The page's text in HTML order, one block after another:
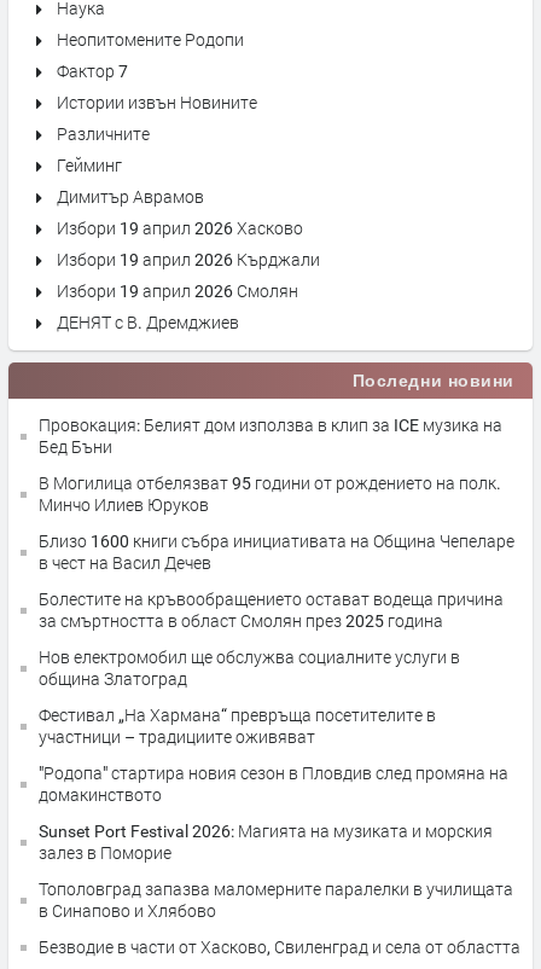
Наука
Неопитомените Родопи
Фактор 7
Истории извън Новините
Различните
Гейминг
Димитър Аврамов
Избори 19 април 2026 Хасково
Избори 19 април 2026 Кърджали
Избори 19 април 2026 Смолян
ДЕНЯТ с В. Дремджиев
Последни новини
Провокация: Белият дом използва в клип за ICE музика на
Бед Бъни
В Могилица отбелязват 95 години от рождението на полк.
Минчо Илиев Юруков
Близо 1600 книги събра инициативата на Община Чепеларе
в чест на Васил Дечев
Болестите на кръвообращението остават водеща причина
за смъртността в област Смолян през 2025 година
Нов електромобил ще обслужва социалните услуги в
община Златоград
Фестивал „На Хармана“ превръща посетителите в
участници – традициите оживяват
"Родопа" стартира новия сезон в Пловдив след промяна на
домакинството
Sunset Port Festival 2026: Магията на музиката и морския
залез в Поморие
Тополовград запазва маломерните паралелки в училищата
в Синапово и Хлябово
Безводие в части от Хасково, Свиленград и села от областта